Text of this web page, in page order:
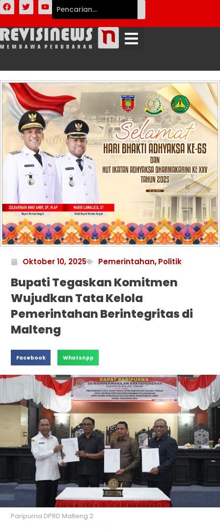
Oktober 10, 2025 Pemerintahan,Politik
Bupati Tegaskan Komitmen
Wujudkan Tata Kelola
Pemerintahan Berintegritas di
Malteng
Facebook WhatsApp
Paripurna DPRD Malteng 2